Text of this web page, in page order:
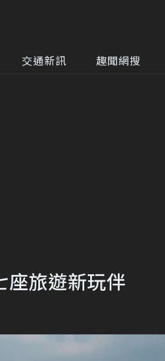
交通新訊 趣聞網搜
旅遊新玩伴